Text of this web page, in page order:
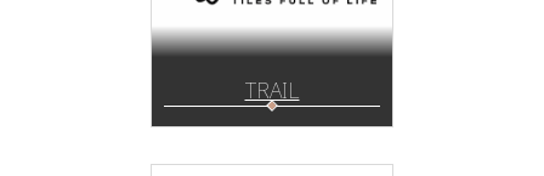
TRAIL